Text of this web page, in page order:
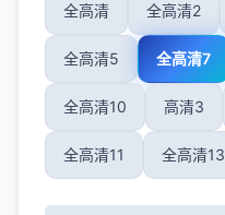
全高清 全高清2
全高清5 全高清7
全高清10 高清3
全高清11 全高清13